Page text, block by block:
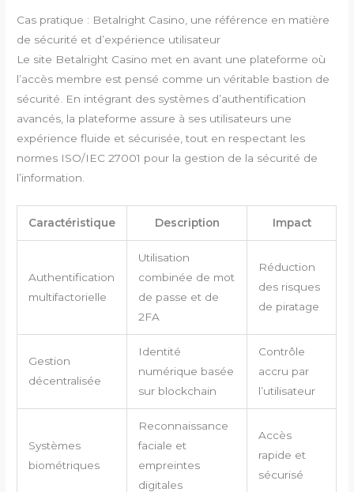
Cas pratique : Betalright Casino, une référence en matière
de sécurité et d’expérience utilisateur
Le site Betalright Casino met en avant une plateforme où
l’accès membre est pensé comme un véritable bastion de
sécurité. En intégrant des systèmes d’authentification
avancés, la plateforme assure à ses utilisateurs une
expérience fluide et sécurisée, tout en respectant les
normes ISO/IEC 27001 pour la gestion de la sécurité de
l’information.
Caractéristique Description Impact
Authentification
multifactorielle
Utilisation
combinée de mot
de passe et de
2FA
Réduction
des risques
de piratage
Gestion
décentralisée
Identité
numérique basée
sur blockchain
Contrôle
accru par
l’utilisateur
Systèmes
biométriques
Reconnaissance
faciale et
empreintes
digitales
Accès
rapide et
sécurisé